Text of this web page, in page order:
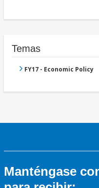
Temas
FY17 - Economic Policy
Manténgase